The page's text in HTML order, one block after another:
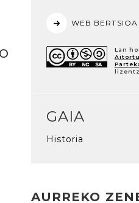
WEB
Lan
GAIA
Historia
AURREKO